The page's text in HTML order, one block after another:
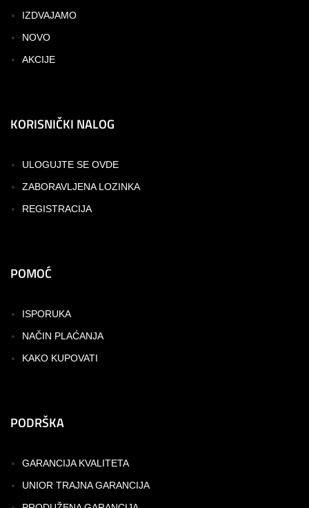
IZDVAJAMO
NOVO
AKCIJE
KORISNIČKI NALOG
ULOGUJTE SE OVDE
ZABORAVLJENA LOZINKA
REGISTRACIJA
POMOĆ
ISPORUKA
NAČIN PLAĆANJA
KAKO KUPOVATI
PODRŠKA
GARANCIJA KVALITETA
UNIOR TRAJNA GARANCIJA